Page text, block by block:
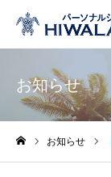
お知らせ
お知らせ